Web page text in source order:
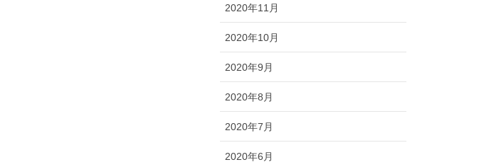
2020年11月
2020年10月
2020年9月
2020年8月
2020年7月
2020年6月